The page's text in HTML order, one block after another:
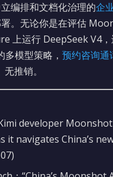
编排和文档化治理的企
。无论你是在评估
上运行 DeepSeek V4
多模型策略， 预约咨询通
推销。
developer
it navigates China’s